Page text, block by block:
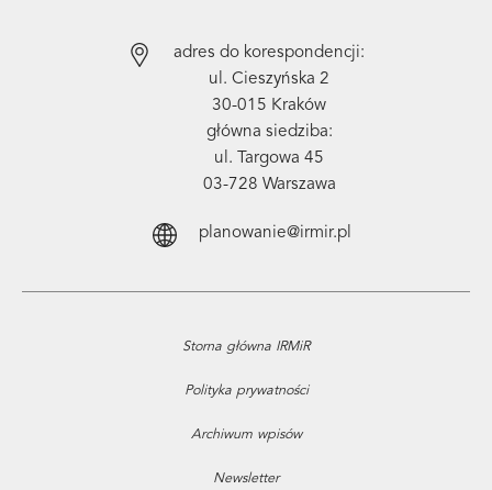
adres do korespondencji:
ul. Cieszyńska 2
30-015 Kraków
główna siedziba:
ul. Targowa 45
03-728 Warszawa
planowanie@irmir.pl
Storna główna IRMiR
Polityka prywatności
Archiwum wpisów
Newsletter